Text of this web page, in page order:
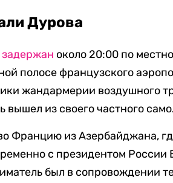
Дурова
около 20:00 по
полосе французского
жандармерии воздушного
вышел из своего частного
Францию из Азербайджана,
с президентом
был в сопровождении